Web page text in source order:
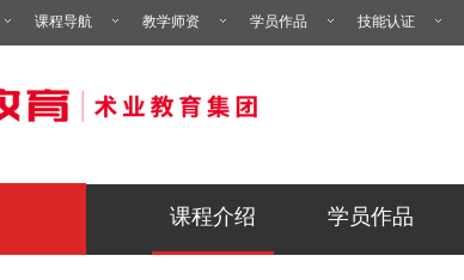
课程导航 教学师资 学员作品 技能认证
课程介绍 学员作品